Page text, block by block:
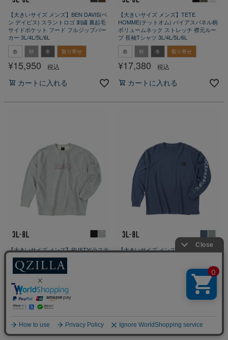
【大きいサイズ メンズ】BEN DAVIS(ベ
ン デイビス) スラントロゴ 刺繍 裏起毛
サイドポケット フード フルジップパー
カー 3L/4L/5L/6L
春 秋 冬 取り寄せ
¥15,950 税込
カートに入れる
【大きいサイズ メンズ】TETE
HOMME(テットオム) バイアスパネル柄
ボリュームネック ストレッチ 襟元ルー
プ 長袖Tシャツ 3L/4L/5L/6L
春 秋 冬 取り寄せ
¥17,380 税込
カートに入れる
【大きいサイズ メンズ】RUSTY(ラステ
ィ) 裏毛 クルー リブ バックプリント 長
袖 ジャージ スウェット トップス
3L/4L/5L/6L/8L
春 秋 冬 取り寄せ
¥6,930 税込
【大きいサイズ メンズ】OCEAN
ヴィンテージバイオウォッシュ バック
プリント 袖口リブ ワッペン 刺繍 長袖T
シャツ カットソー 3L/4L/5L/6L/8L
取り寄せ
カートに入れる